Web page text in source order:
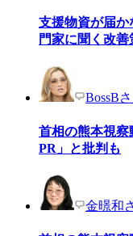
支援物資が届
門家に聞く改善
BossB
首相の熊本視
PR」と批判も
金暻和